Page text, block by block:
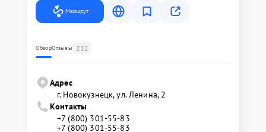
Маршрут
ОбзорОтзывы 212
Адрес
г. Новокузнецк, ул. Ленина, 2
Контакты
+7 (800) 301-55-83
+7 (800) 301-55-83